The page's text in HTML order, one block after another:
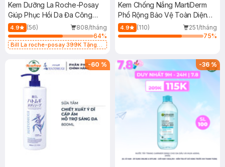
Kem Dưỡng La Roche-Posay
Giúp Phục Hồi Da Đa Công
Dụng 40ml
4.9 (56)
808/tháng
64%
Bill La roche-posay 399K Tặng
(SL có hạn)
Kem Chống Nắng MartiDerm
Phổ Rộng Bảo Vệ Toàn Diện
40ml
4.9 (110)
251/tháng
75%
-60 % -36%